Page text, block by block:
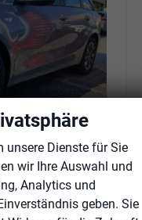
unsere Dienste für Sie
wir Ihre Auswahl und
Analytics und
geben. Sie